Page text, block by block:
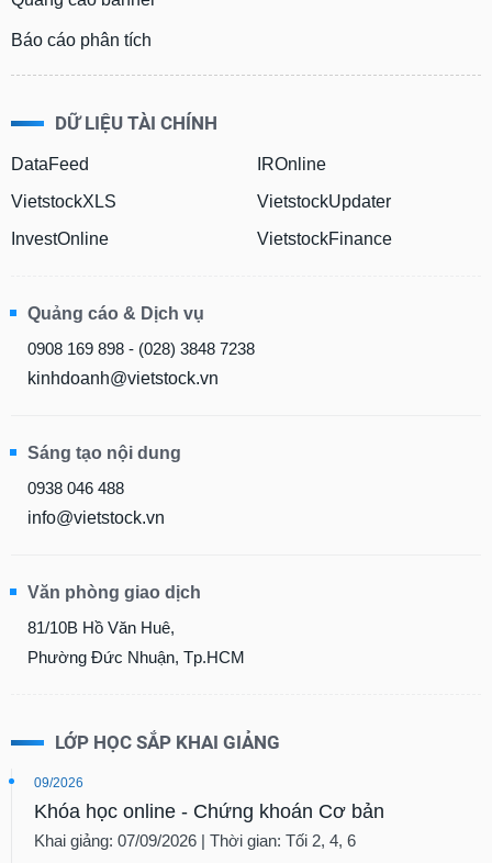
Báo cáo phân tích
DỮ LIỆU TÀI CHÍNH
DataFeed
VietstockXLS
InvestOnline
IROnline
VietstockUpdater
VietstockFinance
Quảng cáo & Dịch vụ
0908 169 898 - (028) 3848 7238
kinhdoanh@vietstock.vn
Sáng tạo nội dung
0938 046 488
info@vietstock.vn
Văn phòng giao dịch
81/10B Hồ Văn Huê,
Phường Đức Nhuận, Tp.HCM
LỚP HỌC SẮP KHAI GIẢNG
09/2026
Khóa học online - Chứng khoán Cơ bản
Khai giảng: 07/09/2026 | Thời gian: Tối 2, 4, 6